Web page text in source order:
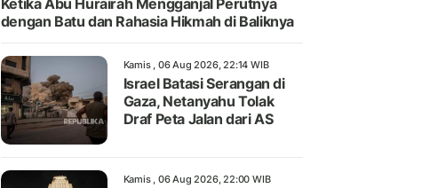
Ketika Abu Hurairah Mengganjal Perutnya
dengan Batu dan Rahasia Hikmah di Baliknya
Kamis , 06 Aug 2026, 22:14 WIB
Israel Batasi Serangan di
Gaza, Netanyahu Tolak
Draf Peta Jalan dari AS
Kamis , 06 Aug 2026, 22:00 WIB